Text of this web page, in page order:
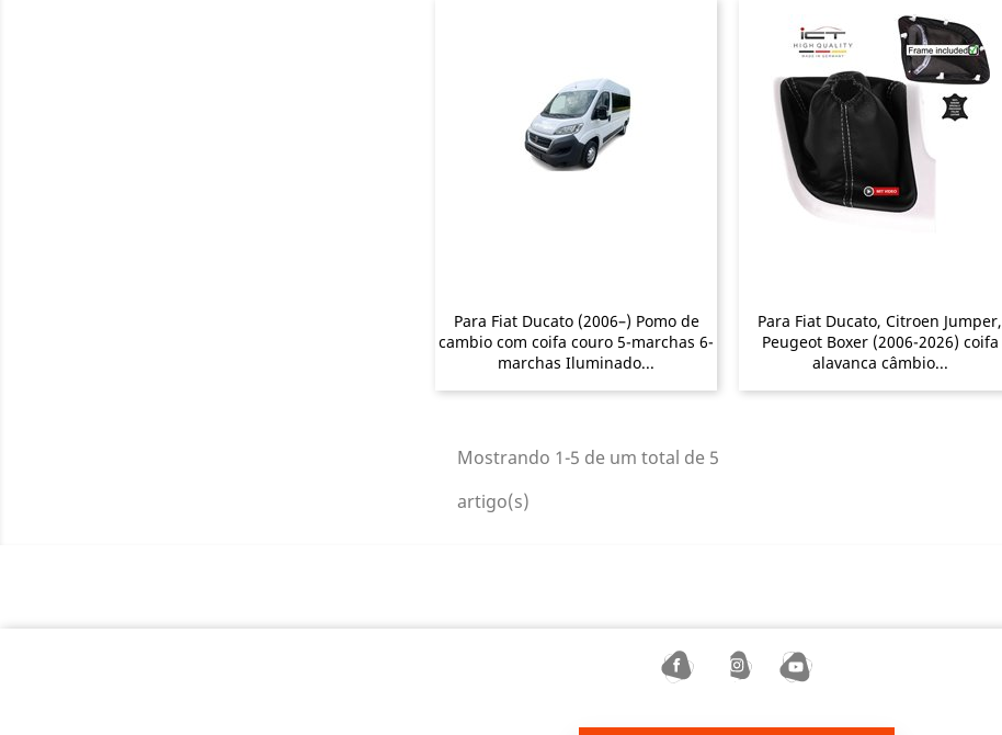
Para Fiat Ducato (2006–) Pomo de
cambio com coifa couro 5-marchas 6-
marchas Iluminado...
Para Fiat Ducato, Citroen Jumper,
Peugeot Boxer (2006-2026) coifa
alavanca câmbio...
Mostrando 1-5 de um total de 5
artigo(s)